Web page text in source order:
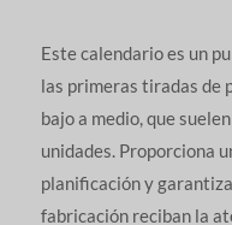
Este calendario es un
las primeras tiradas de
bajo a medio, que
unidades. Proporciona
planificación y
fabricación reciban la